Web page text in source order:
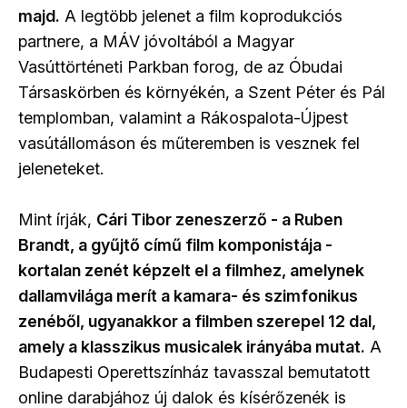
majd. A legtöbb jelenet a film koprodukciós
partnere, a MÁV jóvoltából a Magyar
Vasúttörténeti Parkban forog, de az Óbudai
Társaskörben és környékén, a Szent Péter és Pál
templomban, valamint a Rákospalota-Újpest
vasútállomáson és műteremben is vesznek fel
jeleneteket.
Mint írják, Cári Tibor zeneszerző - a Ruben
Brandt, a gyűjtő című film komponistája -
kortalan zenét képzelt el a filmhez, amelynek
dallamvilága merít a kamara- és szimfonikus
zenéből, ugyanakkor a filmben szerepel 12 dal,
amely a klasszikus musicalek irányába mutat. A
Budapesti Operettszínház tavasszal bemutatott
online darabjához új dalok és kísérőzenék is